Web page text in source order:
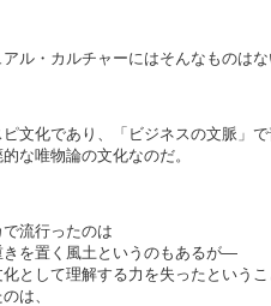
ル・カルチャーにはそんなものはな
文化であり、「ビジネスの文脈」で
な唯物論の文化なのだ。
流行ったのは
を置く風土というのもあるが―
として理解する力を失ったというこ
は、